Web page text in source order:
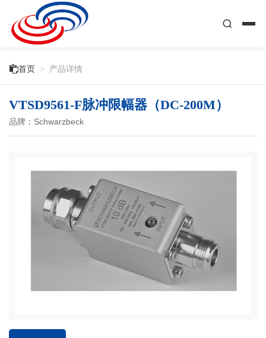
首页 > 产品详情
VTSD9561-F脉冲限幅器（DC-200M）
品牌：Schwarzbeck